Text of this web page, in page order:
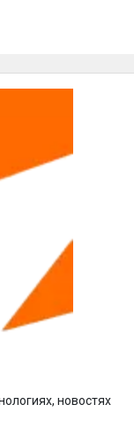
новостях